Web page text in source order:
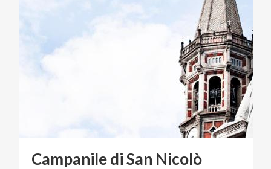
CampanilediSan Nicolò